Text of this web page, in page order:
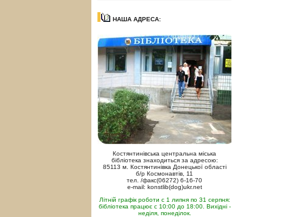
НАША АДРЕСА:
Костянтинівська центральна міська
бібліотека знаходиться за адресою:
85113 м. Костянтинівка Донецької області
б/р Космонавтів, 11
тел. /факс(06272) 6-16-70
e-mail: konstlib(dog)ukr.net
Літній графік роботи с 1 липня по 31 серпня:
бібліотека працює с 10:00 до 18:00. Вихідні -
неділя, понеділок.